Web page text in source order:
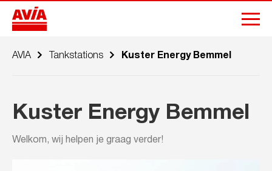
AVIA Tankstations Kuster Energy Bemmel
Kuster Energy Bemmel
Welkom, wij helpen je graag verder!